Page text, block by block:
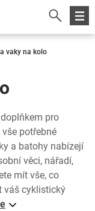
vaky na kolo
pro
potřebné
a batohy nabízejí
věci, nářadí,
mít vše, co
váš cyklistický